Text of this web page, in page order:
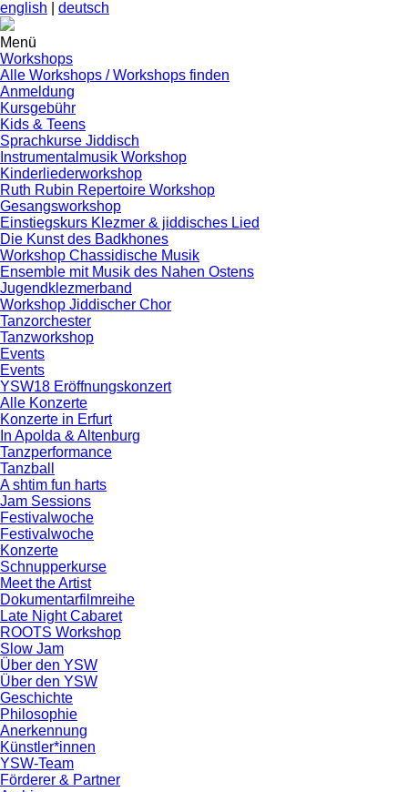
english deutsch
Menü
Workshops
Alle Workshops / Workshops finden
Anmeldung
Kursgebühr
Kids & Teens
Sprachkurse Jiddisch
Instrumentalmusik Workshop
Kinderliederworkshop
Ruth Rubin Repertoire Workshop
Gesangsworkshop
Einstiegskurs Klezmer & jiddisches Lied
Die Kunst des Badkhones
Workshop Chassidische Musik
Ensemble mit Musik des Nahen Ostens
Jugendklezmerband
Workshop Jiddischer Chor
Tanzorchester
Tanzworkshop
Events
Events
YSW18 Eröffnungskonzert
Alle Konzerte
Konzerte in Erfurt
In Apolda & Altenburg
Tanzperformance
Tanzball
A shtim fun harts
Jam Sessions
Festivalwoche
Festivalwoche
Konzerte
Schnupperkurse
Meet the Artist
Dokumentarfilmreihe
Late Night Cabaret
ROOTS Workshop
Slow Jam
Über den YSW
Über den YSW
Geschichte
Philosophie
Anerkennung
Künstler*innen
YSW-Team
Förderer & Partner